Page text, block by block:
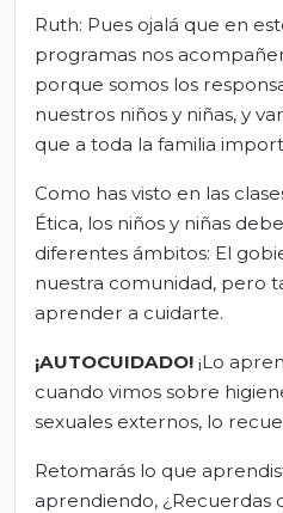
Ruth: Pues ojalá que en
programas nos
porque somos los
nuestros niños y niñas, y
que a toda la familia
Como has visto en las
Ética, los niños y niñas
diferentes ámbitos: El
nuestra comunidad, pero
aprender a cuidarte.
¡AUTOCUIDADO! ¡Lo
cuando vimos sobre
sexuales externos, lo
Retomarás lo que
aprendiendo, ¿Recuerdas